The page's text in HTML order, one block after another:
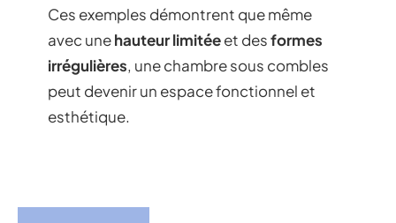
Ces exemples démontrent que même
avec unehauteur limitéeet desformes
irrégulières, une chambre sous combles
peut devenir un espace fonctionnel et
esthétique.